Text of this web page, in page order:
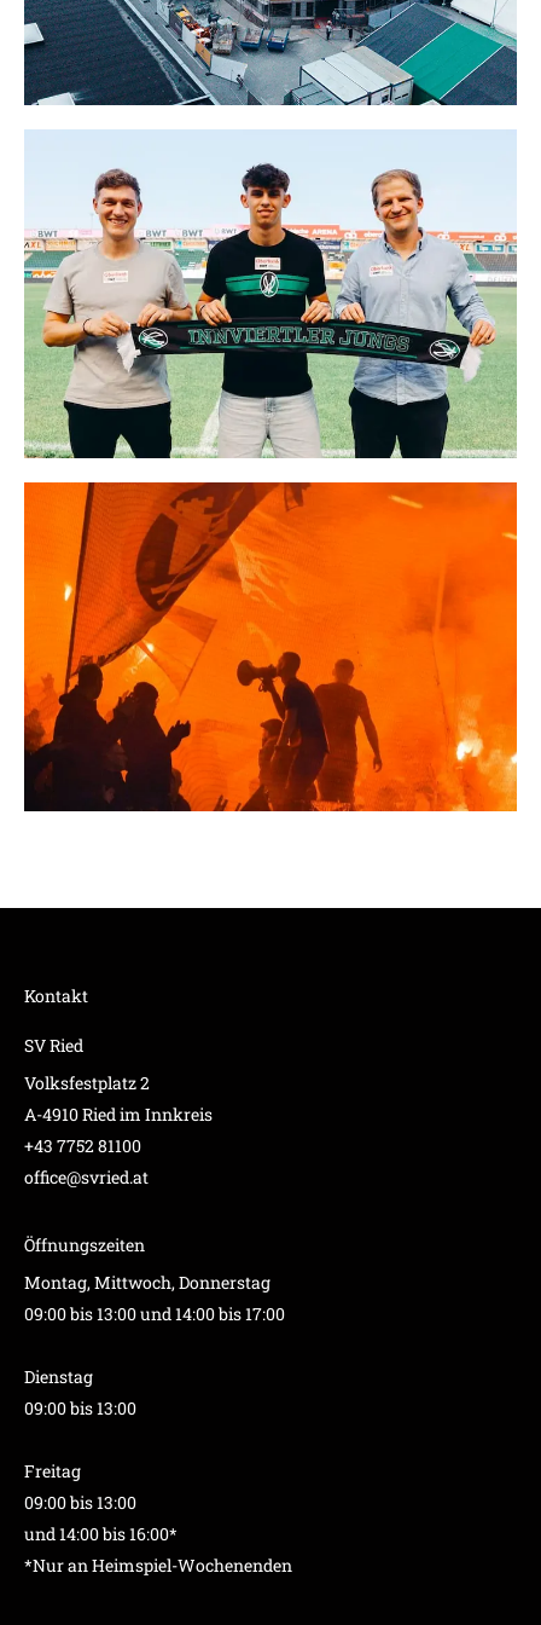
Kontakt
SV Ried
Volksfestplatz 2
A-4910 Ried im Innkreis
+43 7752 81100
office@svried.at
Öffnungszeiten
Montag, Mittwoch, Donnerstag
09:00 bis 13:00 und 14:00 bis 17:00
Dienstag
09:00 bis 13:00
Freitag
09:00 bis 13:00
und 14:00 bis 16:00*
*Nur an Heimspiel-Wochenenden